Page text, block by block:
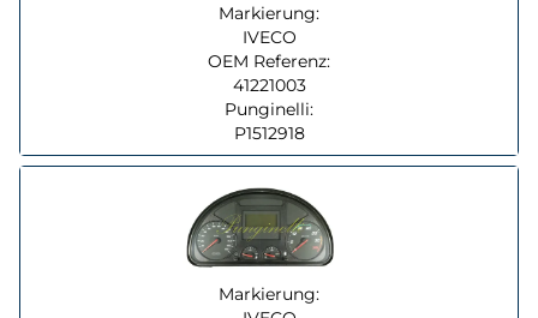
Markierung:
IVECO
OEM Referenz:
41221003
Punginelli:
P1512918
Markierung: